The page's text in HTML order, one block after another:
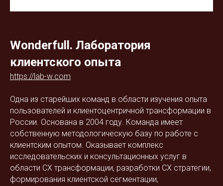
Wonderfull. Лаборатория
клиентского опыта
https://lab-w.com
Одна из старейших команд в области изучения опыта
пользователей и клиентоцентричной трансформации в
России. Основана в 2004 году. Команда имеет
собственную методологическую базу по работе с
клиентским опытом. Оказывает комплекс
исследовательских и консультационных услуг в
области СХ трансформации, разработки СХ стратегии,
формирования клиентской сегментации,